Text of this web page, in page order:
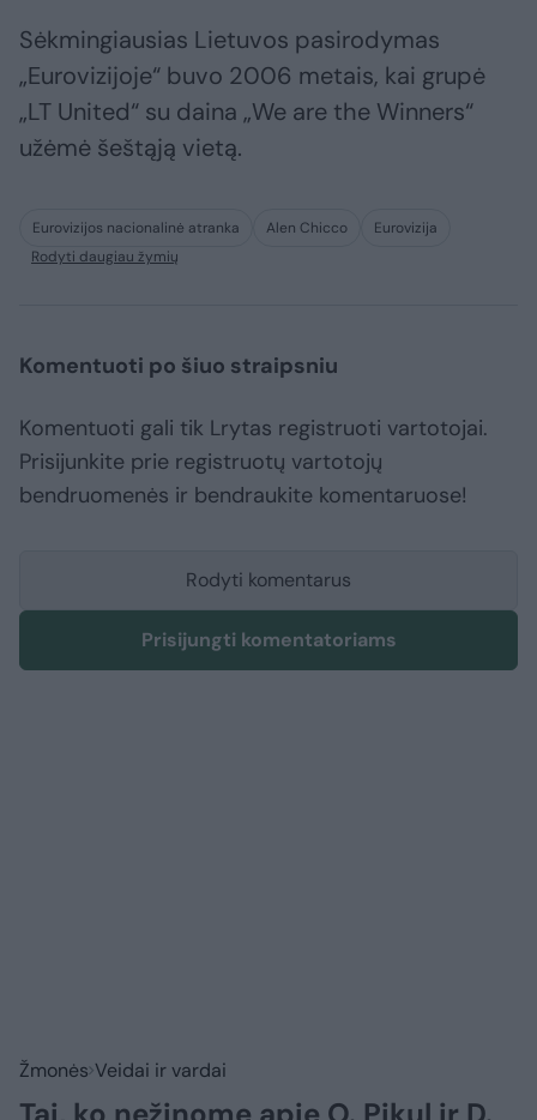
Sėkmingiausias Lietuvos pasirodymas
„Eurovizijoje“ buvo 2006 metais, kai grupė
„LT United“ su daina „We are the Winners“
užėmė šeštąją vietą.
Eurovizijos nacionalinė atranka Alen Chicco
Eurovizija
Rodyti daugiau žymių
Komentuoti po šiuo straipsniu
Komentuoti gali tik Lrytas registruoti vartotojai.
Prisijunkite prie registruotų vartotojų
bendruomenės ir bendraukite komentaruose!
Rodyti komentarus
Prisijungti komentatoriams
Žmonės Veidai ir vardai